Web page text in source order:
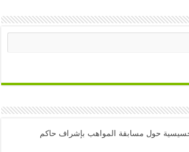
حول مسابقة المواهب بإشراف حاكم